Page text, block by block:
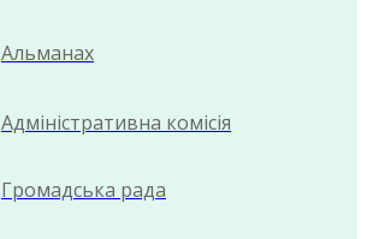
Альманах
Адміністративна комісія
Громадська рада